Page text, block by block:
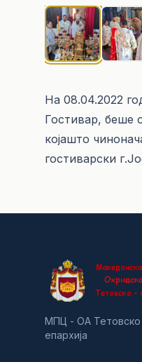
На 08.04.2022
Гостивар, беше
којашто
гостиварски
МПЦ - ОА Тетовско
епархија